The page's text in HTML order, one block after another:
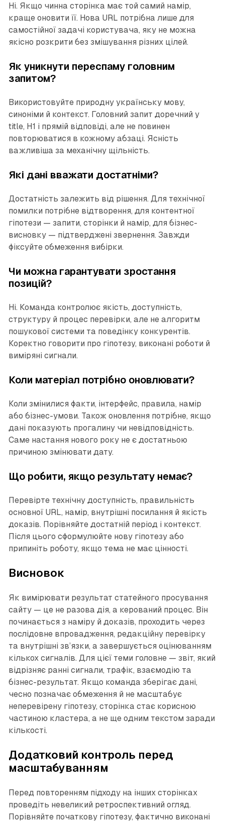
Ні. Якщо чинна сторінка має той самий намір,
краще оновити її. Нова URL потрібна лише для
самостійної задачі користувача, яку не можна
якісно розкрити без змішування різних цілей.
Як уникнути переспаму головним
запитом?
Використовуйте природну українську мову,
синоніми й контекст. Головний запит доречний у
title, H1 і прямій відповіді, але не повинен
повторюватися в кожному абзаці. Ясність
важливіша за механічну щільність.
Які дані вважати достатніми?
Достатність залежить від рішення. Для технічної
помилки потрібне відтворення, для контентної
гіпотези — запити, сторінки й намір, для бізнес-
висновку — підтверджені звернення. Завжди
фіксуйте обмеження вибірки.
Чи можна гарантувати зростання
позицій?
Ні. Команда контролює якість, доступність,
структуру й процес перевірки, але не алгоритм
пошукової системи та поведінку конкурентів.
Коректно говорити про гіпотезу, виконані роботи й
виміряні сигнали.
Коли матеріал потрібно оновлювати?
Коли змінилися факти, інтерфейс, правила, намір
або бізнес-умови. Також оновлення потрібне, якщо
дані показують прогалину чи невідповідність.
Саме настання нового року не є достатньою
причиною змінювати дату.
Що робити, якщо результату немає?
Перевірте технічну доступність, правильність
основної URL, намір, внутрішні посилання й якість
доказів. Порівняйте достатній період і контекст.
Після цього сформулюйте нову гіпотезу або
припиніть роботу, якщо тема не має цінності.
Висновок
Як вимірювати результат статейного просування
сайту — це не разова дія, а керований процес. Він
починається з наміру й доказів, проходить через
послідовне впровадження, редакційну перевірку
та внутрішні зв’язки, а завершується оцінюванням
кількох сигналів. Для цієї теми головне — звіт, який
відрізняє ранні сигнали, трафік, взаємодію та
бізнес-результат. Якщо команда зберігає дані,
чесно позначає обмеження й не масштабує
неперевірену гіпотезу, сторінка стає корисною
частиною кластера, а не ще одним текстом заради
кількості.
Додатковий контроль перед
масштабуванням
Перед повторенням підходу на інших сторінках
проведіть невеликий ретроспективний огляд.
Порівняйте початкову гіпотезу, фактично виконані